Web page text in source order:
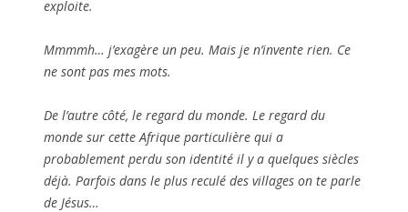
exploite.
Mmmmh… j’exagère un peu. Mais je n’invente rien. Ce
ne sont pas mes mots.
De l’autre côté, le regard du monde. Le regard du
monde sur cette Afrique particulière qui a
probablement perdu son identité il y a quelques siècles
déjà. Parfois dans le plus reculé des villages on te parle
de Jésus…